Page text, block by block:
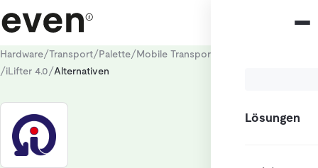
Lösungen
Hardware/Transport/Palette/Mobile Transportroboter (AMR / AGV)
/iLifter 4.0/Alternativen